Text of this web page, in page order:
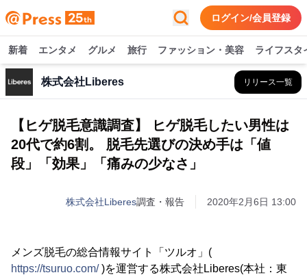
ログイン/会員登録
新着 エンタメ グルメ 旅行 ファッション・美容 ライフスタ
株式会社Liberes リリース一覧
【ヒゲ脱毛意識調査】 ヒゲ脱毛したい男性は
20代で約6割。 脱毛先選びの決め手は「値
段」「効果」「痛みの少なさ」
株式会社Liberes調査・報告 2020年2月6日 13:00
メンズ脱毛の総合情報サイト「ツルオ」(
https://tsuruo.com/)を運営する株式会社Liberes(本社：東